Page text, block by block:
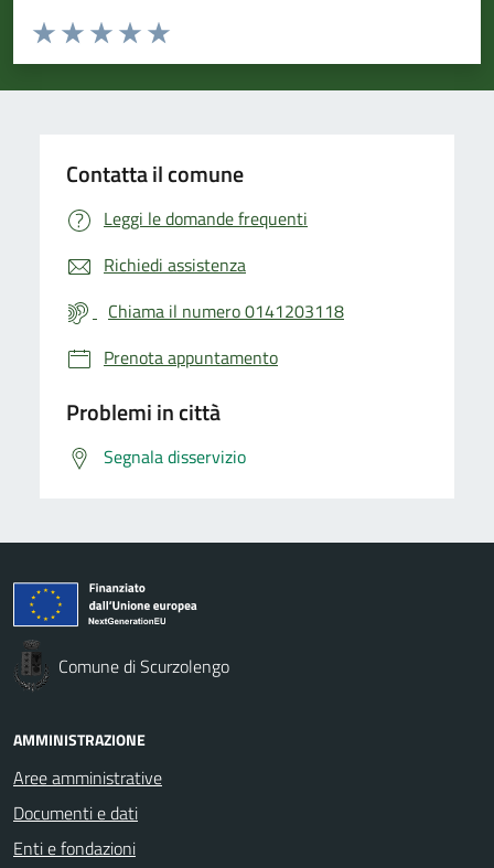
Valuta da 1 a 5 stelle la pagina
Valuta 5 stelle su 5
Valuta 4 stelle su 5
Valuta 3 stelle su 5
Valuta 2 stelle su 5
Valuta 1 stelle su 5
Contatta il comune
Leggi le domande frequenti
Richiedi assistenza
Chiama il numero 0141203118
Prenota appuntamento
Problemi in città
Segnala disservizio
Comune di Scurzolengo
AMMINISTRAZIONE
Aree amministrative
Documenti e dati
Enti e fondazioni